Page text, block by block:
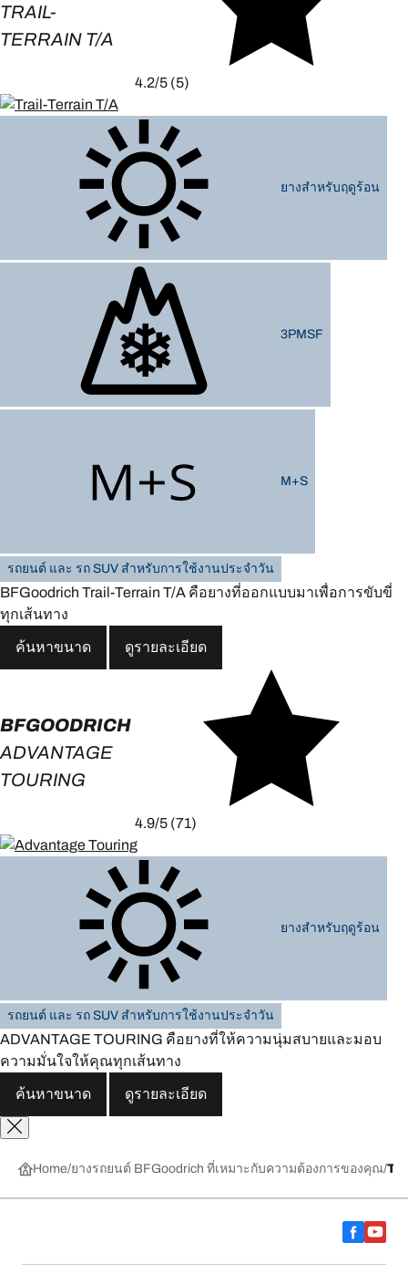
TRAIL-
TERRAIN T/A
4.2/5 (5)
ยางสำหรับฤดูร้อน
3PMSF
M+S
รถยนต์ และ รถ SUV สำหรับการใช้งานประจำวัน
BFGoodrich Trail-Terrain T/A คือยางที่ออกแบบมาเพื่อการขับขี่
ทุกเส้นทาง
ค้นหาขนาด ดูรายละเอียด
BFGOODRICH
ADVANTAGE
TOURING
4.9/5 (71)
ยางสำหรับฤดูร้อน
รถยนต์ และ รถ SUV สำหรับการใช้งานประจำวัน
ADVANTAGE TOURING คือยางที่ให้ความนุ่มสบายและมอบ
ความมั่นใจให้คุณทุกเส้นทาง
ค้นหาขนาด ดูรายละเอียด
Home ยางรถยนต์ BFGoodrich ที่เหมาะกับความต้องการของคุณ